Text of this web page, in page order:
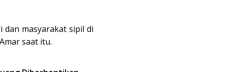
dan masyarakat sipil di
saat itu.